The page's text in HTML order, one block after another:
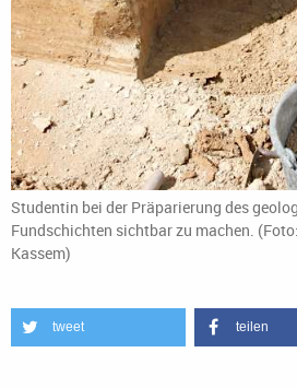
Studentin bei der Präparierung des
Fundschichten sichtbar zu machen.
Kassem)
tweet teilen